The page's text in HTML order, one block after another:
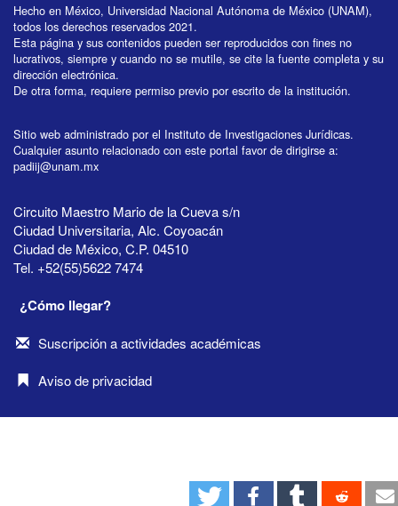
Hecho en México, Universidad Nacional Autónoma de México (UNAM),
todos los derechos reservados 2021.
Esta página y sus contenidos pueden ser reproducidos con fines no
lucrativos, siempre y cuando no se mutile, se cite la fuente completa y su
dirección electrónica.
De otra forma, requiere permiso previo por escrito de la institución.
Sitio web administrado por el Instituto de Investigaciones Jurídicas.
Cualquier asunto relacionado con este portal favor de dirigirse a:
padiij@unam.mx
Circuito Maestro Mario de la Cueva s/n
Ciudad Universitaria, Alc. Coyoacán
Ciudad de México, C.P. 04510
Tel. +52(55)5622 7474
¿Cómo llegar?
Suscripción a actividades académicas
Aviso de privacidad